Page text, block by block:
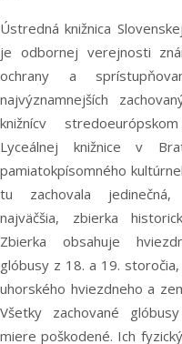
Ústredná knižnica
je odbornej verejnosti
ochrany a
najvýznamnejších
knižnícv
Lyceálnej knižnice v
pamiatokpísomného
tu zachovala jedinečná,
najväčšia, zbierka
Zbierka obsahuje
glóbusy z 18. a 19.
uhorského hviezdneho a
Všetky zachované
miere poškodené. Ich